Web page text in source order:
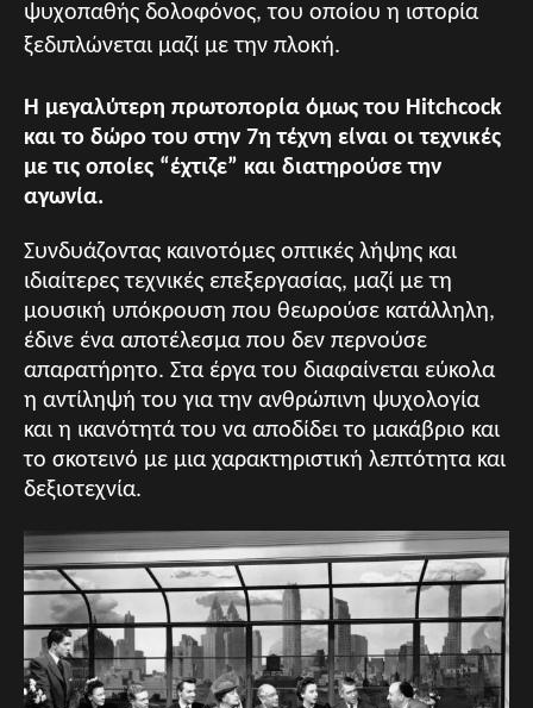
ψυχοπαθής δολοφόνος, του οποίου η ιστορία
ξεδιπλώνεται μαζί με την πλοκή.
Η μεγαλύτερη πρωτοπορία όμως του Hitchcock
και το δώρο του στην 7η τέχνη είναι οι τεχνικές
με τις οποίες “έχτιζε” και διατηρούσε την
αγωνία.
Συνδυάζοντας καινοτόμες οπτικές λήψης και
ιδιαίτερες τεχνικές επεξεργασίας, μαζί με τη
μουσική υπόκρουση που θεωρούσε κατάλληλη,
έδινε ένα αποτέλεσμα που δεν περνούσε
απαρατήρητο. Στα έργα του διαφαίνεται εύκολα
η αντίληψή του για την ανθρώπινη ψυχολογία
και η ικανότητά του να αποδίδει το μακάβριο και
το σκοτεινό με μια χαρακτηριστική λεπτότητα και
δεξιοτεχνία.